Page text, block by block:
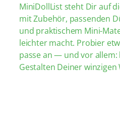
MiniDollList steht Dir auf
mit Zubehör, passenden
und praktischem Mini-
leichter macht. Probier
passe an — und vor allem:
Gestalten Deiner winzigen